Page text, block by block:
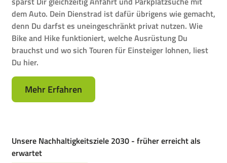
dem Auto. Dein Dienstrad ist dafür übrigens wie gemacht,
denn Du darfst es uneingeschränkt privat nutzen. Wie
Bike and Hike funktioniert, welche Ausrüstung Du
brauchst und wo sich Touren für Einsteiger lohnen, liest
Du hier.
Mehr Erfahren
Unsere Nachhaltigkeitsziele 2030 - früher erreicht als
erwartet